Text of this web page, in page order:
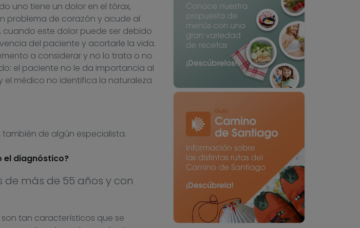
uno tiene un dolor en el tórax,
problema de corazón y acude al
cuando este dolor puede ser debido
del paciente y acortarle la vida.
a considerar y no lo trata o no
el paciente no le da importancia al
médico no identifica la naturaleza
de algún especialista.
el diagnóstico?
de más de 55 años y con
tan característicos que se